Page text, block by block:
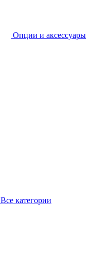
Опции и аксессуары
Все категории